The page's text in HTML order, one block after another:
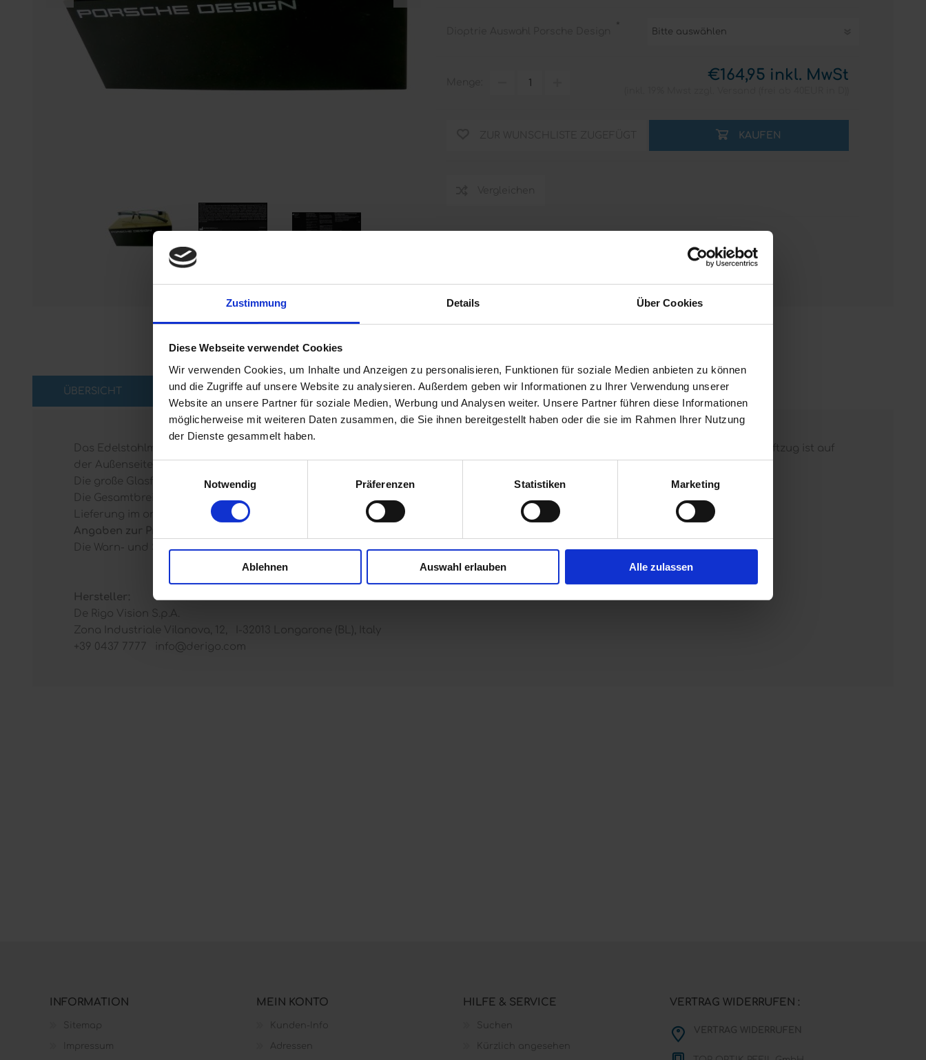
Zustimmung Details Über Cookies
Diese Webseite verwendet Cookies
Wir verwenden Cookies, um Inhalte und Anzeigen zu personalisieren, Funktionen für soziale Medien anbieten zu können
und die Zugriffe auf unsere Website zu analysieren. Außerdem geben wir Informationen zu Ihrer Verwendung unserer
Website an unsere Partner für soziale Medien, Werbung und Analysen weiter. Unsere Partner führen diese Informationen
möglicherweise mit weiteren Daten zusammen, die Sie ihnen bereitgestellt haben oder die sie im Rahmen Ihrer Nutzung
der Dienste gesammelt haben.
Notwendig
Präferenzen Statistiken Marketing
Ablehnen Auswahl erlauben Alle zulassen
*
€164,95 inkl. MwSt
KAUFEN
ÜBERSICHT
Das Edelstahlmittelteil besteht aus einem extra flachen Profil, die Gläser scheinen im Rahmen zu schweben, der Porsche Design Schriftzug ist auf
der Außenseite des linken Bügel eingefräst.
Die große Glasform von 52 mm auf 17 mm sorgt für ein angenehmes Gesichtsfeld, gerade auch der der PC Arbeit.
Die Gesamtbreite der Porsche Design P8813 beträgt 135 mm (gemessen zwischen beiden Bügelinnenseiten).
Lieferung im original Porsche Design Etui mit Mikrofasertuch.
Angaben zur Produktsicherheit:
Die Warn- und Sicherheitshinweise nach GPSR befinden sich auf den Produktbildern.
Hersteller:
De Rigo Vision S.p.A.
Zona Industriale Vilanova, 12, I-32013 Longarone (BL), Italy
+39 0437 7777 info@derigo.com
INFORMATION
Sitemap
Impressum
MEIN KONTO
Kunden-Info
Adressen
HILFE & SERVICE
Suchen
Kürzlich angesehen
VERTRAG WIDERRUFEN :
VERTRAG WIDERRUFEN